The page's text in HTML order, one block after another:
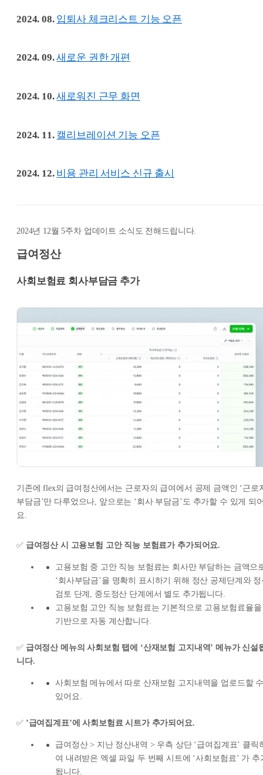
2024. 08. 입퇴사 체크리스트 기능 오픈
2024. 09.새로운 권한 개편
2024. 10.새로워진 근무 화면
2024. 11. 캘리브레이션 기능 오픈
2024. 12. 비용 관리 서비스 신규 출시
2024년 12월 5주차 업데이트 소식도 전해드립니다.
급여정산
사회보험료 회사부담금 추가
기존에 flex의 급여정산에서는 근로자의 급여에서 공제 금액인 ‘근로
부담금’만 다루었으나, 앞으로는 ‘회사 부담금’도 추가할 수 있게 되
요.
✅ 급여정산 시 고용보험 고안 직능 보험료가 추가되어요.
고용보험 중 고안 직능 보험료는 회사만 부담하는 금액으
‘회사부담금’을 명확히 표시하기 위해 정산 공제단계와 정
검토 단계, 중도정산 단계에서 별도 추가됩니다.
고용보험 고안 직능 보험료는 기본적으로 고용보험료율을
기반으로 자동 계산합니다.
✅ 급여정산 메뉴의 사회보험 탭에 ‘산재보험 고지내역’ 메뉴가 신설
니다.
사회보험 메뉴에서 따로 산재보험 고지내역을 업로드할
있어요.
✅ ’급여집계표’에 사회보험료 시트가 추가되어요.
급여정산 > 지난 정산내역 > 우측 상단 ‘급여집계표’ 클릭
여 내려받은 엑셀 파일 두 번째 시트에 ‘사회보험료’ 가 추
됩니다.